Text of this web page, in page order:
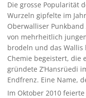
Die grosse Popularität
Wurzeln gipfelte im
Oberwalliser Punkband
von mehrheitlich
brodeln und das Wallis
Chemie begeistert, die
gründete Z’Hansrüedi
Endfrenz. Eine Name,
Im Oktober 2010